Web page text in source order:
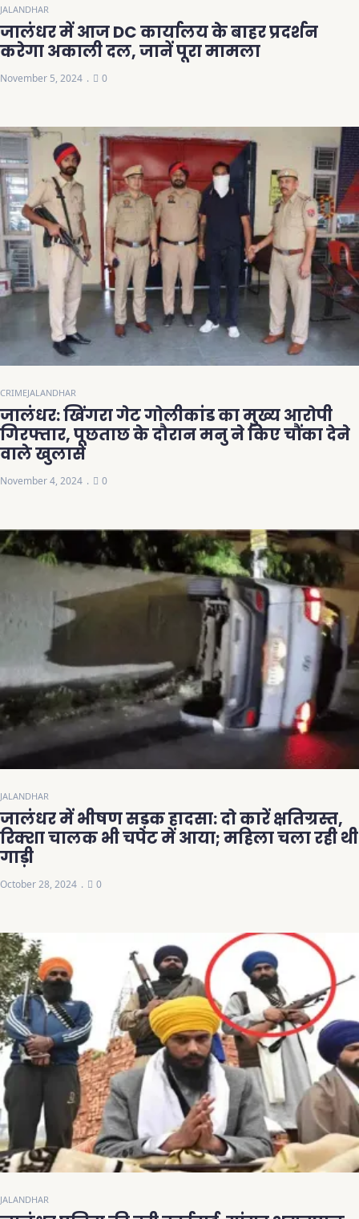
JALANDHAR
जालंधर में आज DC कार्यालय के बाहर प्रदर्शन
करेगा अकाली दल, जानें पूरा मामला
November 5, 2024 0
CRIMEJALANDHAR
जालंधर: खिंगरा गेट गोलीकांड का मुख्य आरोपी
गिरफ्तार, पूछताछ के दौरान मनु ने किए चौंका देने
वाले खुलासे
November 4, 2024 0
JALANDHAR
जालंधर में भीषण सड़क हादसा: दो कारें क्षतिग्रस्त,
रिक्शा चालक भी चपेट में आया; महिला चला रही थी
गाड़ी
October 28, 2024 0
JALANDHAR